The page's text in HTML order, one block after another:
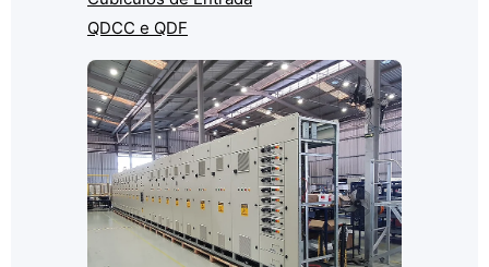
QDCC e QDF